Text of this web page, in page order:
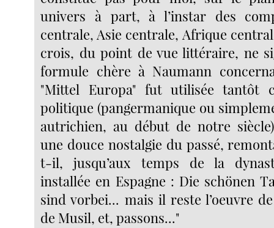
univers à part, à l’instar des
centrale, Asie centrale, Afrique
crois, du point de vue littéraire, ne
formule chère à Naumann
"Mittel Europa" fut utilisée tantôt
politique (pangermanique ou
autrichien, au début de notre
une douce nostalgie du passé,
t-il, jusqu’aux temps de la
installée en Espagne : Die schönen
sind vorbei... mais il reste l’oeuvre
de Musil, et, passons..."